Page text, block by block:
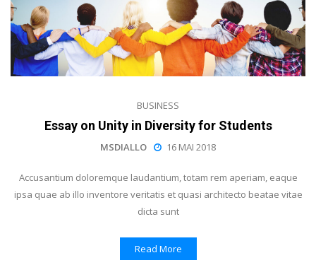
BUSINESS
Essay on Unity in Diversity for Students
MSDIALLO 16 MAI 2018
Accusantium doloremque laudantium, totam rem aperiam, eaque
ipsa quae ab illo inventore veritatis et quasi architecto beatae vitae
dicta sunt
Read More